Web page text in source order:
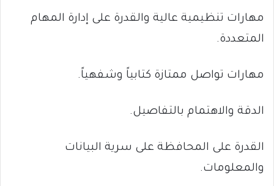
مهارات تنظيمية عالية والقدرة على إدارة المهام
المتعددة.
مهارات تواصل ممتازة كتابياً وشفهياً.
الدقة والاهتمام بالتفاصيل.
القدرة على المحافظة على سرية البيانات
والمعلومات.